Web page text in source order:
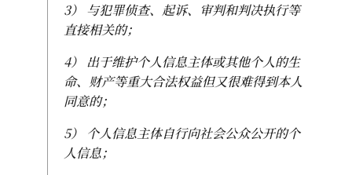
3） 与犯罪侦查、起诉、审判和判决执行等
直接相关的；
4） 出于维护个人信息主体或其他个人的生
命、财产等重大合法权益但又很难得到本人
同意的；
5） 个人信息主体自行向社会公众公开的个
人信息；